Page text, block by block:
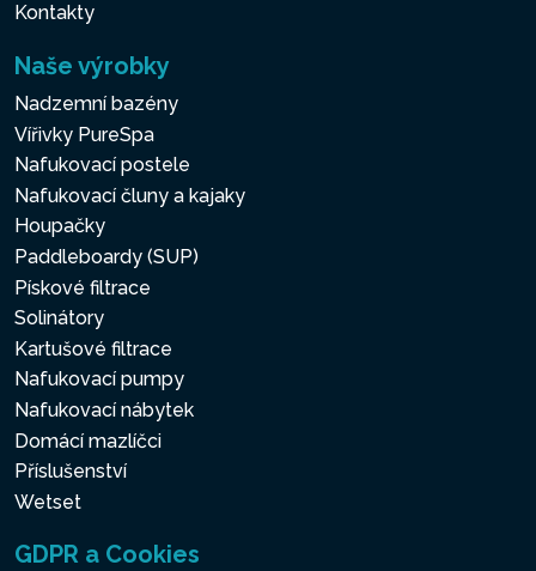
Kontakty
Naše výrobky
Nadzemní bazény
Vířivky PureSpa
Nafukovací postele
Nafukovací čluny a kajaky
Houpačky
Paddleboardy (SUP)
Pískové filtrace
Solinátory
Kartušové filtrace
Nafukovací pumpy
Nafukovací nábytek
Domácí mazlíčci
Příslušenství
Wetset
GDPR a Cookies